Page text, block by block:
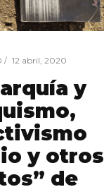
12 abril, 2020
y
y otros
de